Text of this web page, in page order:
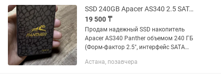
Наработка: 9222 часа. -...
SSD 240GB Apacer AS340 2.5 SATA III Отличное состояние - почти новый
19 500 ₸
Продам надежный SSD накопитель
Apacer AS340 Panther объемом 240 ГБ
(Форм-фактор 2.5", интерфейс SATA
состояние: - Объем: 240 GB - Интерфейс:
Астана, позавчера